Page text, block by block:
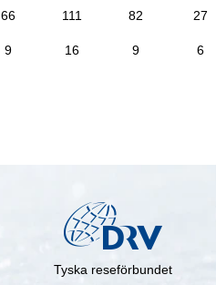
66 111 82 27
9 16 9 6
Tyska reseförbundet